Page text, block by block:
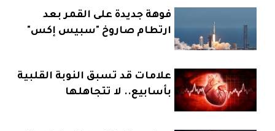
فوهة جديدة على القمر بعد
ارتطام صاروخ "سبيس إكس"
علامات قد تسبق النوبة القلبية
بأسابيع.. لا تتجاهلها